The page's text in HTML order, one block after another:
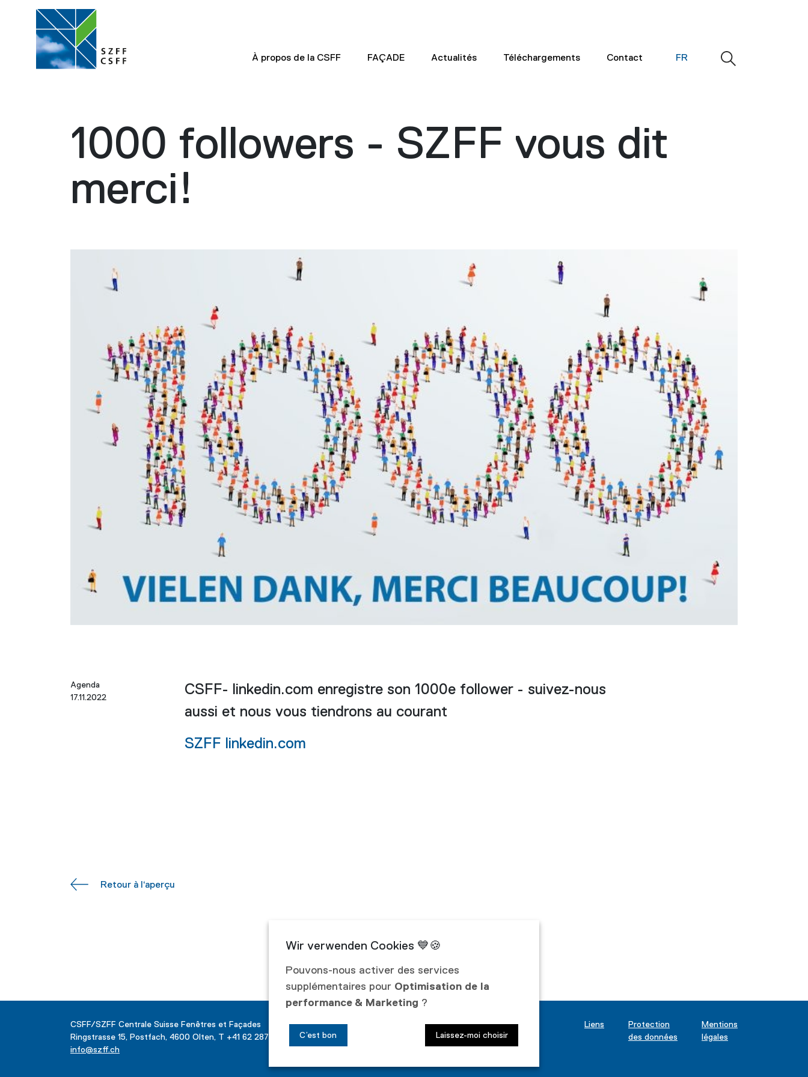
À propos de la CSFF FAÇADE Actualités Téléchargements Contact FR
1000 followers - SZFF vous dit
merci!
Agenda
17.11.2022
CSFF- linkedin.com enregistre son 1000e follower - suivez-nous
aussi et nous vous tiendrons au courant
SZFF linkedin.com
Retour à l‘aperçu
CSFF/SZFF Centrale Suisse Fenêtres et Façades
Ringstrasse 15, Postfach, 4600 Olten, T +41 62 287 40 00
info@szff.ch
Liens
Protection
des données
Mentions
légales
Pouvons-nous activer des services
supplémentaires pour Optimisation de la
performance & Marketing ?
Laissez-moi choisir
C’est bon